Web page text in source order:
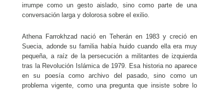
irrumpe como un gesto aislado, sino como parte de una
conversación larga y dolorosa sobre el exilio.
Athena Farrokhzad nació en Teherán en 1983 y creció en
Suecia, adonde su familia había huido cuando ella era muy
pequeña, a raíz de la persecución a militantes de izquierda
tras la Revolución Islámica de 1979. Esa historia no aparece
en su poesía como archivo del pasado, sino como un
problema vigente, como una pregunta que insiste sobre lo